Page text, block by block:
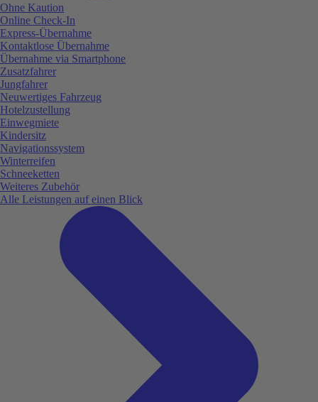
Ohne Kaution
Online Check-In
Express-Übernahme
Kontaktlose Übernahme
Übernahme via Smartphone
Zusatzfahrer
Jungfahrer
Neuwertiges Fahrzeug
Hotelzustellung
Einwegmiete
Kindersitz
Navigationssystem
Winterreifen
Schneeketten
Weiteres Zubehör
Alle Leistungen auf einen Blick